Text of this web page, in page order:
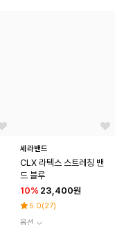
세라밴드
CLX 라텍스 스트레칭 밴
드 블루
10% 23,400원
5.0(27)
옵션